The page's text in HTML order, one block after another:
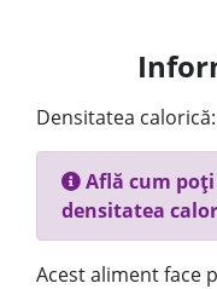
Densitatea calorică:
Află cum
densitatea
Acest aliment face